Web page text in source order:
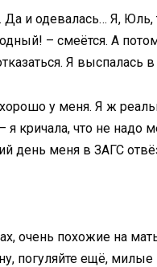
и одевалась… Я,
– смеётся. А
Я выспалась
у меня. Я ж
кричала, что не надо
день меня в ЗАГС
очень похожие на
погуляйте ещё,